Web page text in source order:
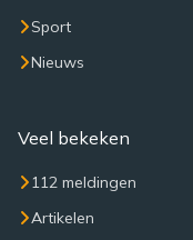
Sport
Nieuws
Veel bekeken
112 meldingen
Artikelen